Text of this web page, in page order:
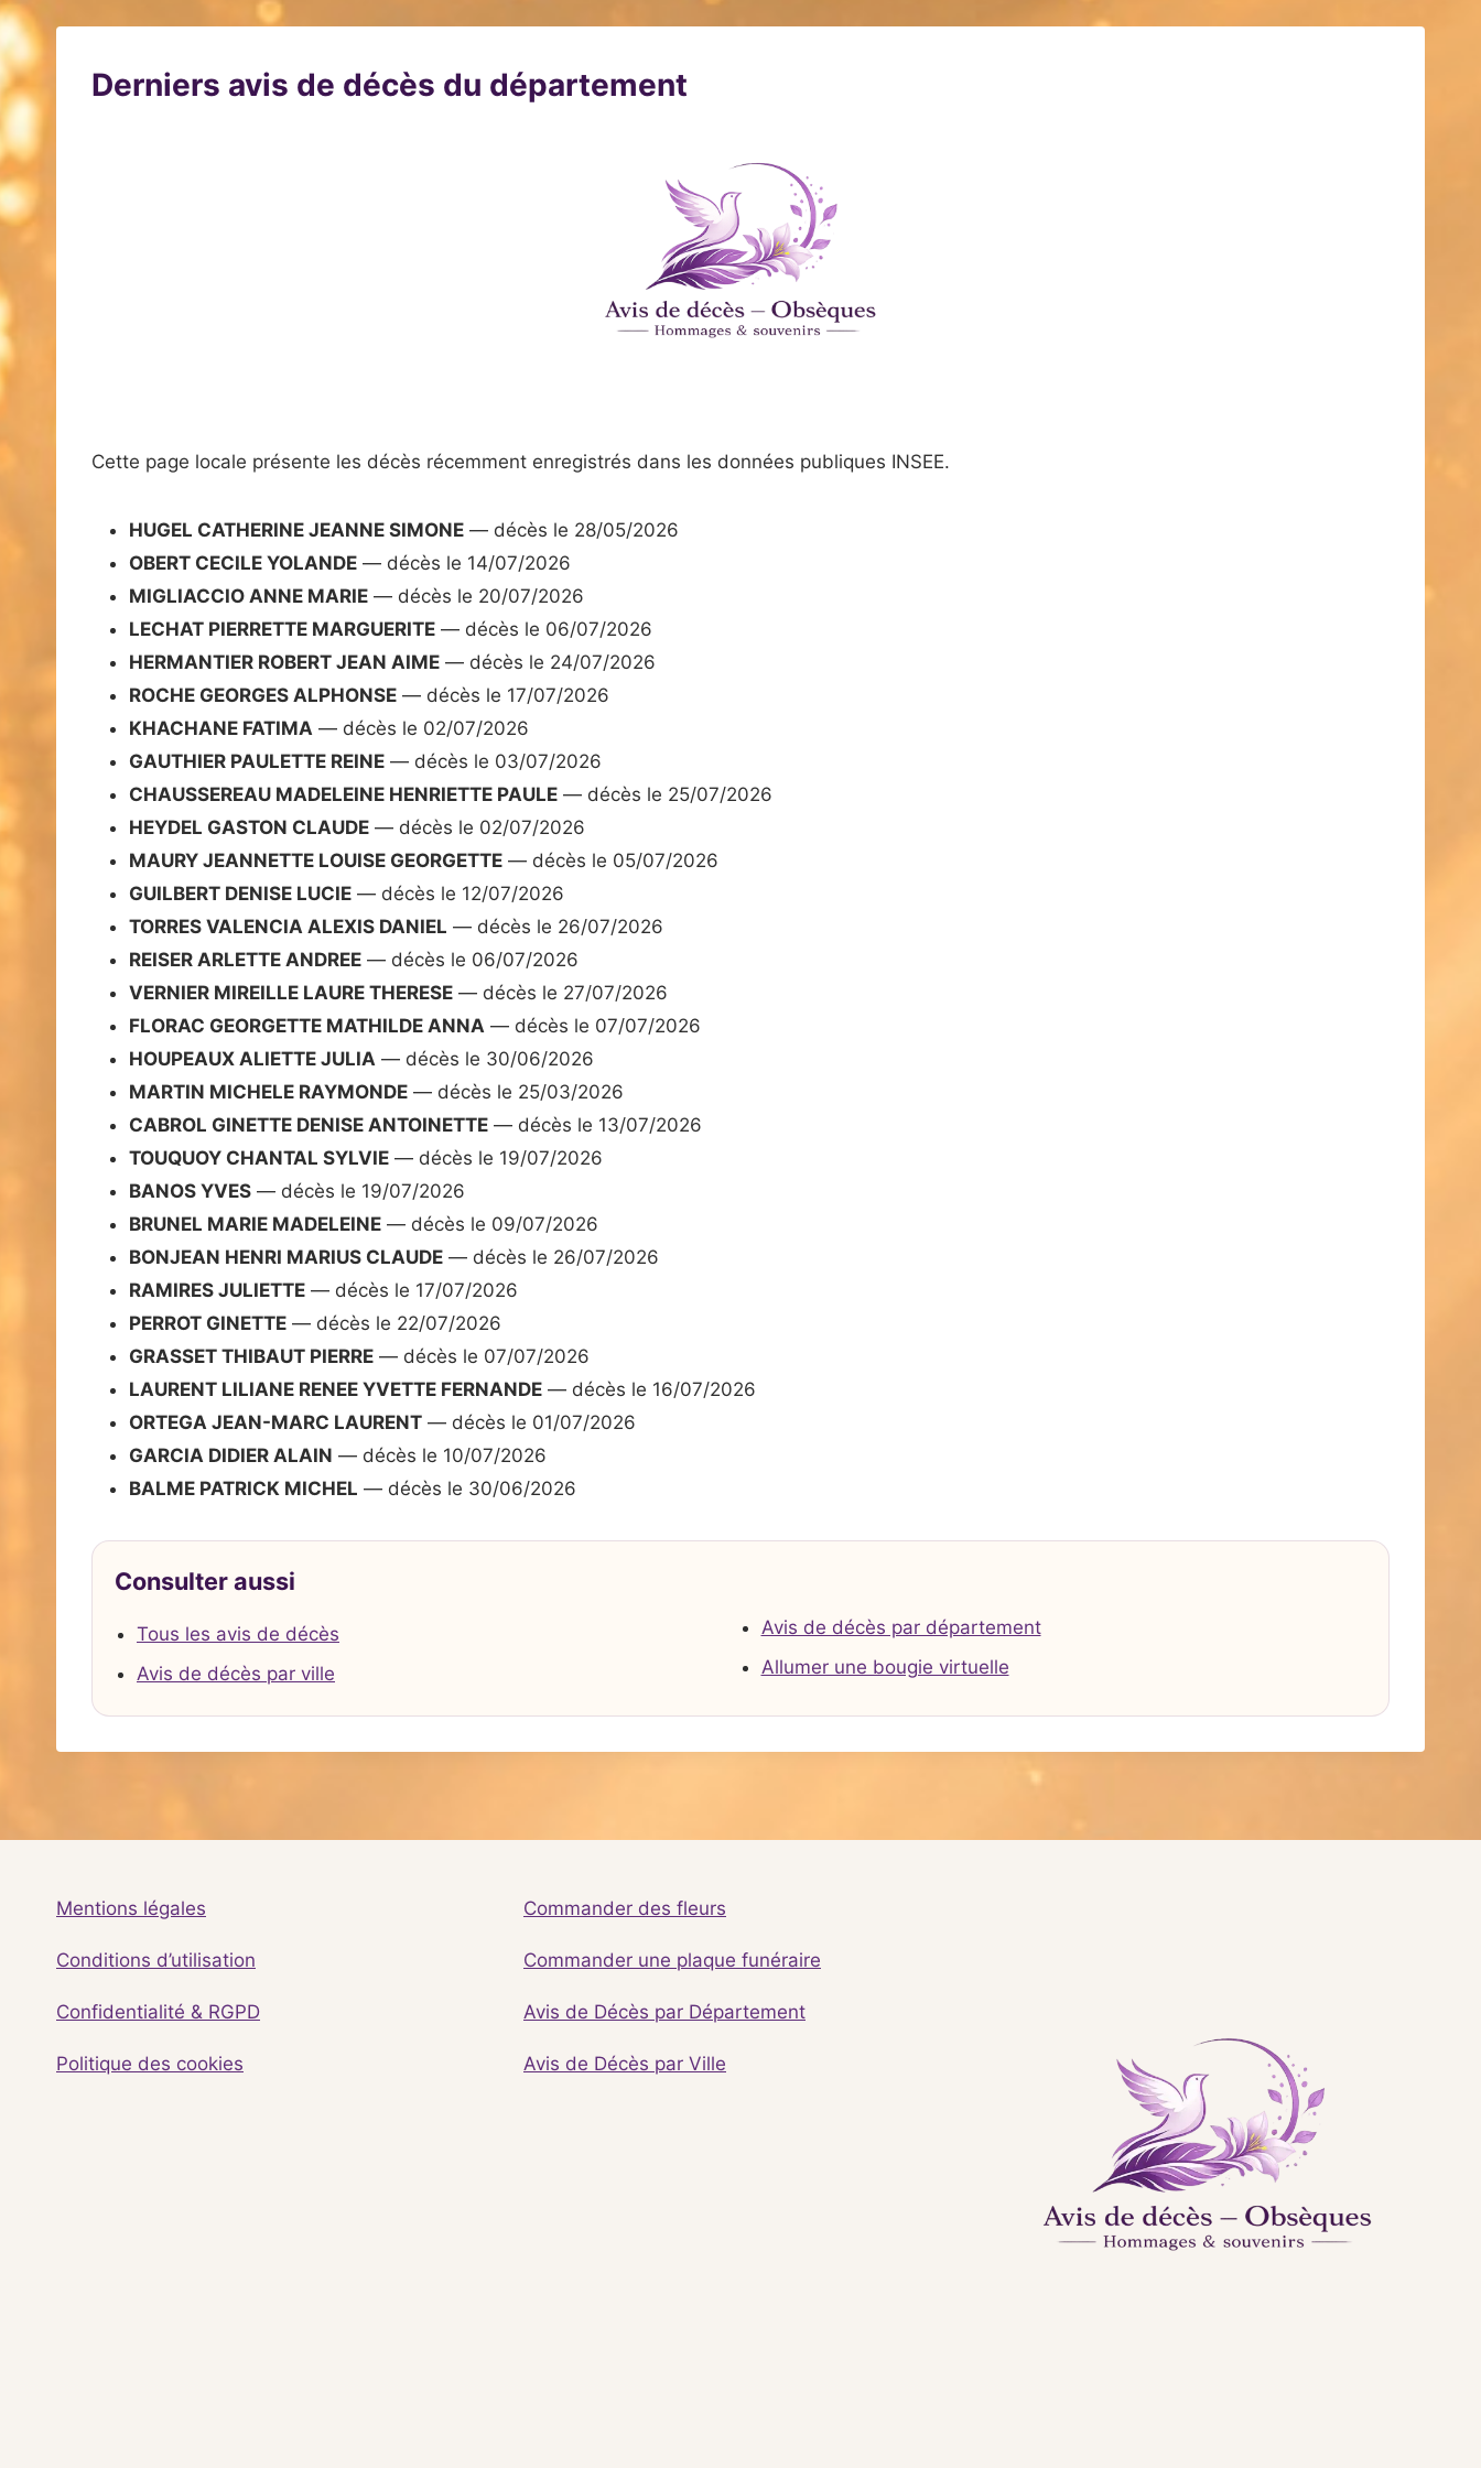
Derniers avis de décès du département
Cette page locale présente les décès récemment enregistrés dans les données publiques INSEE.
HUGEL CATHERINE JEANNE SIMONE — décès le 28/05/2026
OBERT CECILE YOLANDE — décès le 14/07/2026
MIGLIACCIO ANNE MARIE — décès le 20/07/2026
LECHAT PIERRETTE MARGUERITE — décès le 06/07/2026
HERMANTIER ROBERT JEAN AIME — décès le 24/07/2026
ROCHE GEORGES ALPHONSE — décès le 17/07/2026
KHACHANE FATIMA — décès le 02/07/2026
GAUTHIER PAULETTE REINE — décès le 03/07/2026
CHAUSSEREAU MADELEINE HENRIETTE PAULE — décès le 25/07/2026
HEYDEL GASTON CLAUDE — décès le 02/07/2026
MAURY JEANNETTE LOUISE GEORGETTE — décès le 05/07/2026
GUILBERT DENISE LUCIE — décès le 12/07/2026
TORRES VALENCIA ALEXIS DANIEL — décès le 26/07/2026
REISER ARLETTE ANDREE — décès le 06/07/2026
VERNIER MIREILLE LAURE THERESE — décès le 27/07/2026
FLORAC GEORGETTE MATHILDE ANNA — décès le 07/07/2026
HOUPEAUX ALIETTE JULIA — décès le 30/06/2026
MARTIN MICHELE RAYMONDE — décès le 25/03/2026
CABROL GINETTE DENISE ANTOINETTE — décès le 13/07/2026
TOUQUOY CHANTAL SYLVIE — décès le 19/07/2026
BANOS YVES — décès le 19/07/2026
BRUNEL MARIE MADELEINE — décès le 09/07/2026
BONJEAN HENRI MARIUS CLAUDE — décès le 26/07/2026
RAMIRES JULIETTE — décès le 17/07/2026
PERROT GINETTE — décès le 22/07/2026
GRASSET THIBAUT PIERRE — décès le 07/07/2026
LAURENT LILIANE RENEE YVETTE FERNANDE — décès le 16/07/2026
ORTEGA JEAN-MARC LAURENT — décès le 01/07/2026
GARCIA DIDIER ALAIN — décès le 10/07/2026
BALME PATRICK MICHEL — décès le 30/06/2026
Consulter aussi
Tous les avis de décès
Avis de décès par ville
Avis de décès par département
Allumer une bougie virtuelle
Mentions légales
Conditions d’utilisation
Confidentialité & RGPD
Politique des cookies
Commander des fleurs
Commander une plaque funéraire
Avis de Décès par Département
Avis de Décès par Ville